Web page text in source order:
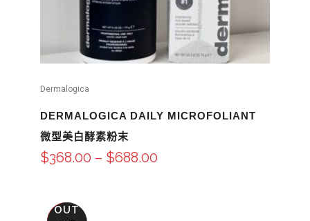
Dermalogica
DERMALOGICA DAILY MICROFOLIANT
微型美白酵素粉末
$368.00 – $688.00
OUT